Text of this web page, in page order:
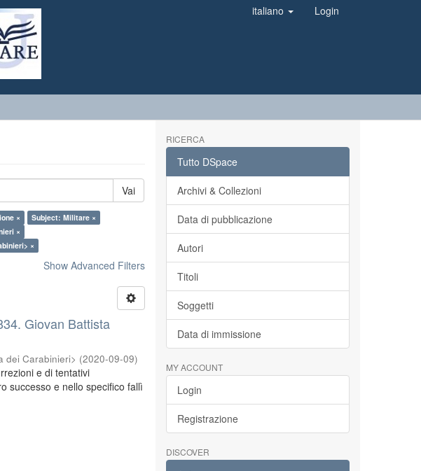
italiano Login
Vai
×
Subject: Militare ×
×
×
Show Advanced Filters
Giovan Battista
dei Carabinieri> (2020-09-09)
e di tentativi
successo e nello specifico fallì
RICERCA
Tutto DSpace
Archivi & Collezioni
Data di pubblicazione
Autori
Titoli
Soggetti
Data di immissione
MY ACCOUNT
Login
Registrazione
DISCOVER